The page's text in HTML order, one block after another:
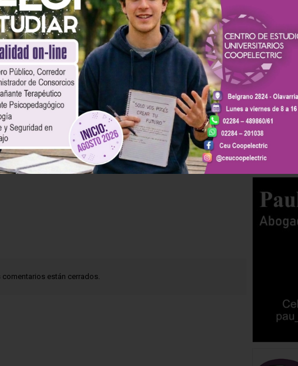
de captura
vecino de Olavarría fue
rescatado…
comentarios están cerrados.